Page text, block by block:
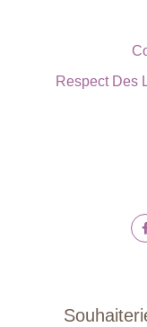
Respect Des